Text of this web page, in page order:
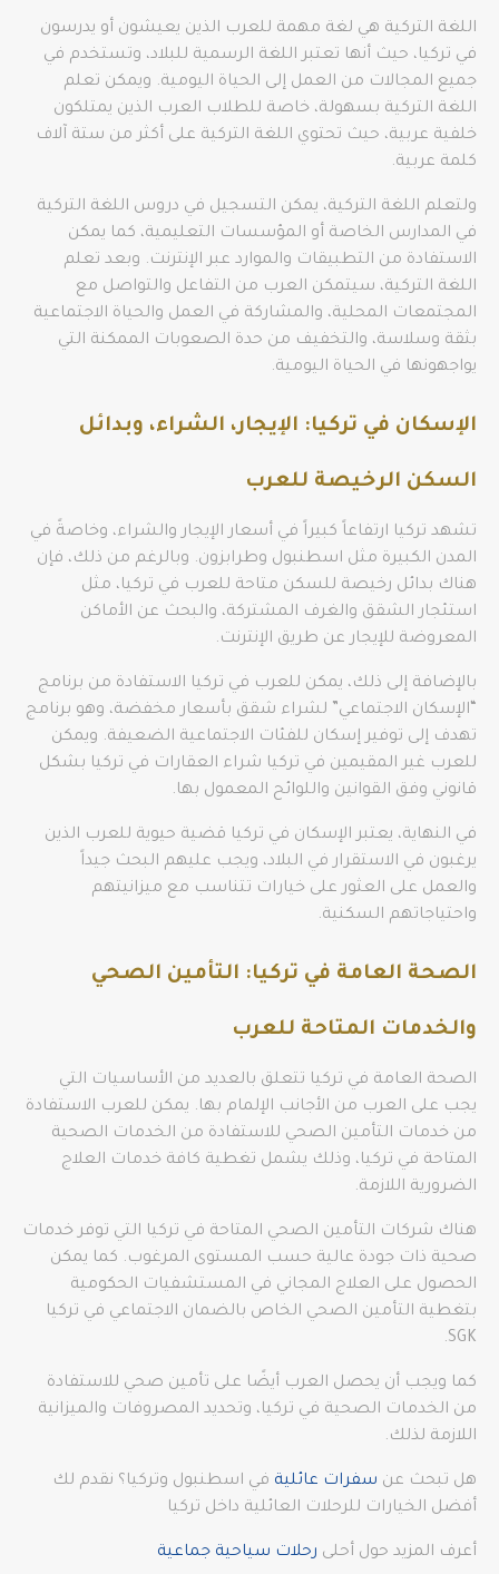
اللغة التركية هي لغة مهمة للعرب الذين يعيشون أو يدرسون
في تركيا، حيث أنها تعتبر اللغة الرسمية للبلاد، وتستخدم في
جميع المجالات من العمل إلى الحياة اليومية. ويمكن تعلم
اللغة التركية بسهولة، خاصة للطلاب العرب الذين يمتلكون
خلفية عربية، حيث تحتوي اللغة التركية على أكثر من ستة آلاف
كلمة عربية.
ولتعلم اللغة التركية، يمكن التسجيل في دروس اللغة التركية
في المدارس الخاصة أو المؤسسات التعليمية، كما يمكن
الاستفادة من التطبيقات والموارد عبر الإنترنت. وبعد تعلم
اللغة التركية، سيتمكن العرب من التفاعل والتواصل مع
المجتمعات المحلية، والمشاركة في العمل والحياة الاجتماعية
بثقة وسلاسة، والتخفيف من حدة الصعوبات الممكنة التي
يواجهونها في الحياة اليومية.
الإسكان في تركيا: الإيجار، الشراء، وبدائل
السكن الرخيصة للعرب
تشهد تركيا ارتفاعاً كبيراً في أسعار الإيجار والشراء، وخاصةً في
المدن الكبيرة مثل اسطنبول وطرابزون. وبالرغم من ذلك، فإن
هناك بدائل رخيصة للسكن متاحة للعرب في تركيا، مثل
استئجار الشقق والغرف المشتركة، والبحث عن الأماكن
المعروضة للإيجار عن طريق الإنترنت.
بالإضافة إلى ذلك، يمكن للعرب في تركيا الاستفادة من برنامج
“الإسكان الاجتماعي” لشراء شقق بأسعار مخفضة، وهو برنامج
تهدف إلى توفير إسكان للفئات الاجتماعية الضعيفة. ويمكن
للعرب غير المقيمين في تركيا شراء العقارات في تركيا بشكل
قانوني وفق القوانين واللوائح المعمول بها.
في النهاية، يعتبر الإسكان في تركيا قضية حيوية للعرب الذين
يرغبون في الاستقرار في البلاد، ويجب عليهم البحث جيداً
والعمل على العثور على خيارات تتناسب مع ميزانيتهم
واحتياجاتهم السكنية.
الصحة العامة في تركيا: التأمين الصحي
والخدمات المتاحة للعرب
الصحة العامة في تركيا تتعلق بالعديد من الأساسيات التي
يجب على العرب من الأجانب الإلمام بها. يمكن للعرب الاستفادة
من خدمات التأمين الصحي للاستفادة من الخدمات الصحية
المتاحة في تركيا، وذلك يشمل تغطية كافة خدمات العلاج
الضرورية اللازمة.
هناك شركات التأمين الصحي المتاحة في تركيا التي توفر خدمات
صحية ذات جودة عالية حسب المستوى المرغوب. كما يمكن
الحصول على العلاج المجاني في المستشفيات الحكومية
بتغطية التأمين الصحي الخاص بالضمان الاجتماعي في تركيا
SGK.
كما ويجب أن يحصل العرب أيضًا على تأمين صحي للاستفادة
من الخدمات الصحية في تركيا، وتحديد المصروفات والميزانية
اللازمة لذلك.
هل تبحث عن سفرات عائلية في اسطنبول وتركيا؟ نقدم لك
أفضل الخيارات للرحلات العائلية داخل تركيا
أعرف المزيد حول أحلى رحلات سياحية جماعية